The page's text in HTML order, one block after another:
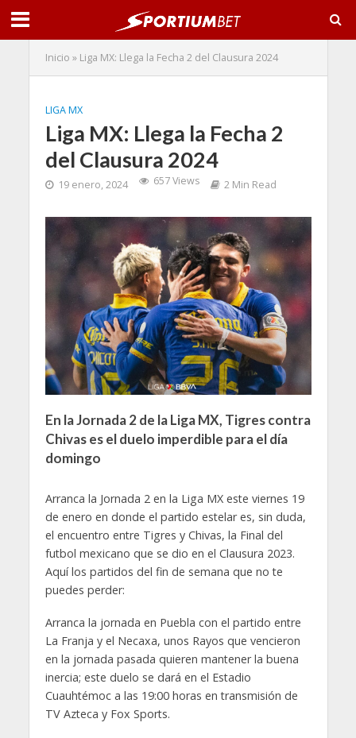
Inicio » Liga MX: Llega la Fecha 2 del Clausura 2024
LIGA MX
Liga MX: Llega la Fecha 2
del Clausura 2024
19 enero, 2024 657 Views 2 Min Read
En la Jornada 2 de la Liga MX, Tigres contra
Chivas es el duelo imperdible para el día
domingo
Arranca la Jornada 2 en la Liga MX este viernes 19
de enero en donde el partido estelar es, sin duda,
el encuentro entre Tigres y Chivas, la Final del
futbol mexicano que se dio en el Clausura 2023.
Aquí los partidos del fin de semana que no te
puedes perder:
Arranca la jornada en Puebla con el partido entre
La Franja y el Necaxa, unos Rayos que vencieron
en la jornada pasada quieren mantener la buena
inercia; este duelo se dará en el Estadio
Cuauhtémoc a las 19:00 horas en transmisión de
TV Azteca y Fox Sports.